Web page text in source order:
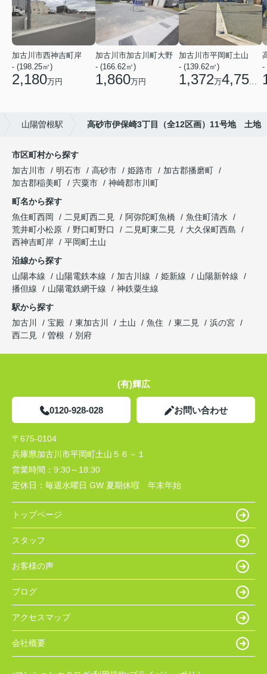
加古川市西神吉町岸
- (198.25㎡)
2,180万円
加古川市加古川町大野
- (166.62㎡)
1,860万円
加古川市平岡町土山
- (139.62㎡)
1,372万4,750 円
-
山陽曽根駅 高砂市伊保崎3丁目（全12区画）11号地 土地
市区町村から探す
加古川市
明石市 高砂市 姫路市
加古郡播磨町
加古郡稲美町
宍粟市
神崎郡市川町
町名から探す
魚住町西岡
二見町西二見 阿弥陀町魚橋
魚住町清水
荒井町小松原
野口町野口 二見町東二見
大久保町西島
西神吉町岸
平岡町土山
沿線から探す
山陽本線
山陽電鉄本線 加古川線 姫新線
山陽新幹線
播但線
山陽電鉄網干線
神鉄粟生線
駅から探す
加古川
宝殿 東加古川 土山 魚住 東二見
浜の宮
西二見
曽根 別府
(有)輝広
0120-928-028 お問い合わせ
〒675-0104
兵庫県加古川市平岡町土山５６－１
営業時間： 9:30～18:30
定休日： 毎週水曜日 GW 夏期休暇 年末年始
トップページ
スタッフ
お客様の声
ブログ
アクセスマップ
会社概要